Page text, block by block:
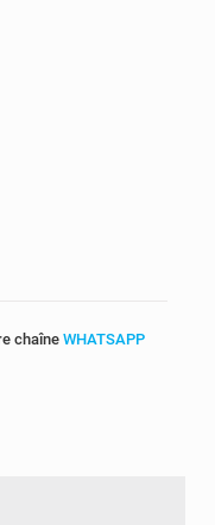
chaîne WHATSAPP